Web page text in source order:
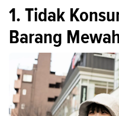
1. Tidak
Barang